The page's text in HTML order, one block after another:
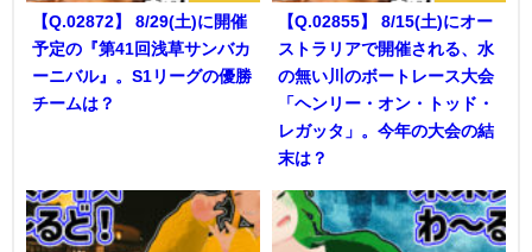
【Q.02872】 8/29(土)に開催
予定の『第41回浅草サンバカ
ーニバル』。S1リーグの優勝
チームは？
【Q.02855】 8/15(土)にオー
ストラリアで開催される、水
の無い川のボートレース大会
「ヘンリー・オン・トッド・
レガッタ」。今年の大会の結
末は？